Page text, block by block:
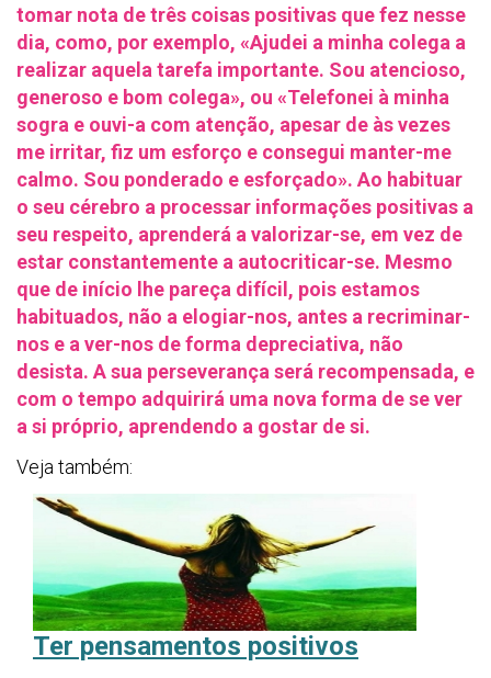
tomar nota de três coisas positivas que fez nesse
dia, como, por exemplo, «Ajudei a minha colega a
realizar aquela tarefa importante. Sou atencioso,
generoso e bom colega», ou «Telefonei à minha
sogra e ouvi-a com atenção, apesar de às vezes
me irritar, fiz um esforço e consegui manter-me
calmo. Sou ponderado e esforçado». Ao habituar
o seu cérebro a processar informações positivas a
seu respeito, aprenderá a valorizar-se, em vez de
estar constantemente a autocriticar-se. Mesmo
que de início lhe pareça difícil, pois estamos
habituados, não a elogiar-nos, antes a recriminar-
nos e a ver-nos de forma depreciativa, não
desista. A sua perseverança será recompensada, e
com o tempo adquirirá uma nova forma de se ver
a si próprio, aprendendo a gostar de si.
Veja também:
Ter pensamentos positivos